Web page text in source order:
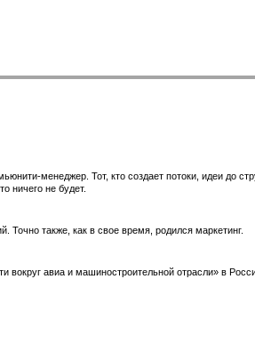
менеджер. Тот, кто создает потоки, идеи до
ничего не будет.
Точно также, как в свое время, родился маркетинг.
вокруг авиа и машиностроительной отрасли» в